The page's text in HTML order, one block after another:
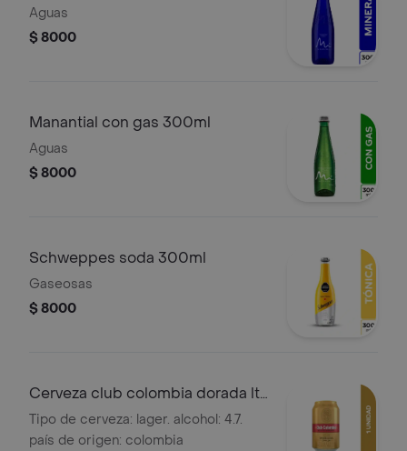
Aguas
$ 8000
Manantial con gas 300ml
Aguas
$ 8000
Schweppes soda 300ml
Gaseosas
$ 8000
Cerveza club colombia dorada lta
330ml
Tipo de cerveza: lager. alcohol: 4.7.
país de origen: colombia